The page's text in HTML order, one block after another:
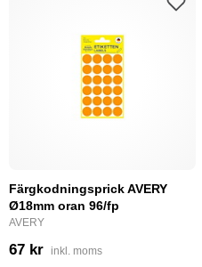
Färgkodningsprick AVERY
Ø18mm oran 96/fp
AVERY
67 kr inkl. moms